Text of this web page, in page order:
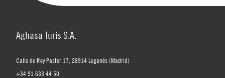
Aghasa Turis S.A.
Calle de Rey Pastor 17, 28914 Leganés (Madrid)
+34 91 633 44 50